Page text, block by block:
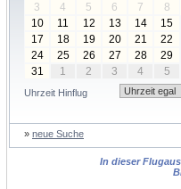
3
4 5 6 7 8
10
11 12 13 14 15
17
18 19 20 21 22
24
25 26 27 28 29
31
1 2 3 4 5
Uhrzeit Hinflug
» neue Suche
In dieser